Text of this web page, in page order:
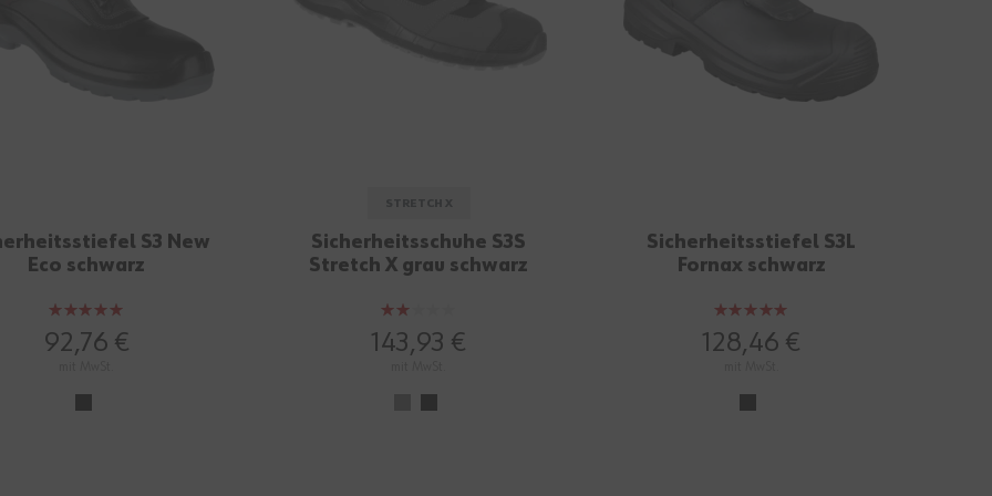
S3 New
Eco schwarz
Bewertung:
100%
92,76 €
Sicherheitsschuhe S3S
Stretch X grau schwarz
Bewertung:
40%
143,93 €
Sicherheitsstiefel S3L
Fornax schwarz
Bewertung:
100%
128,46 €